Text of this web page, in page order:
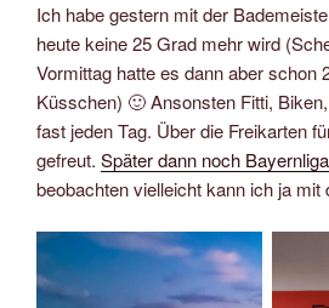
Ich habe gestern mit der
heute keine 25 Grad mehr wird
Vormittag hatte es dann aber schon
Küsschen) 🙂 Ansonsten Fitti,
fast jeden Tag. Über die Freikarten
gefreut. Später dann noch
beobachten vielleicht kann ich ja mit